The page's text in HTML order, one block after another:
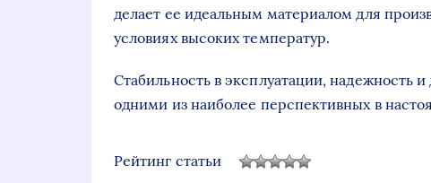
делает ее идеальным материалом для
условиях высоких температур.
Стабильность в эксплуатации, надежность
одними из наиболее перспективных в
Рейтинг статьи